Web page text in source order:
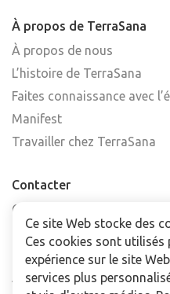
À propos de TerraSana
À propos de nous
L’histoire de TerraSana
Faites connaissance avec
Manifest
Travailler chez TerraSana
Contacter
Contactez-nous
Trouver un point de vente
FAQ
Abonnez-vous à la
Ce site Web stocke des
Ces cookies sont
expérience sur le site
services plus